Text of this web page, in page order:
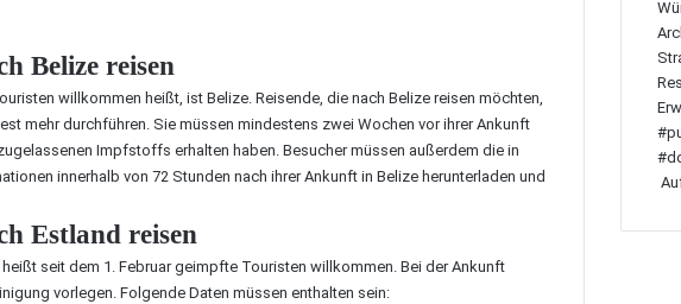
Belize reisen
willkommen heißt, ist Belize. Reisende, die nach Belize reisen möchten,
mehr durchführen. Sie müssen mindestens zwei Wochen vor ihrer Ankunft
Impfstoffs erhalten haben. Besucher müssen außerdem die in
innerhalb von 72 Stunden nach ihrer Ankunft in Belize herunterladen und
Estland reisen
seit dem 1. Februar geimpfte Touristen willkommen. Bei der Ankunft
vorlegen. Folgende Daten müssen enthalten sein: